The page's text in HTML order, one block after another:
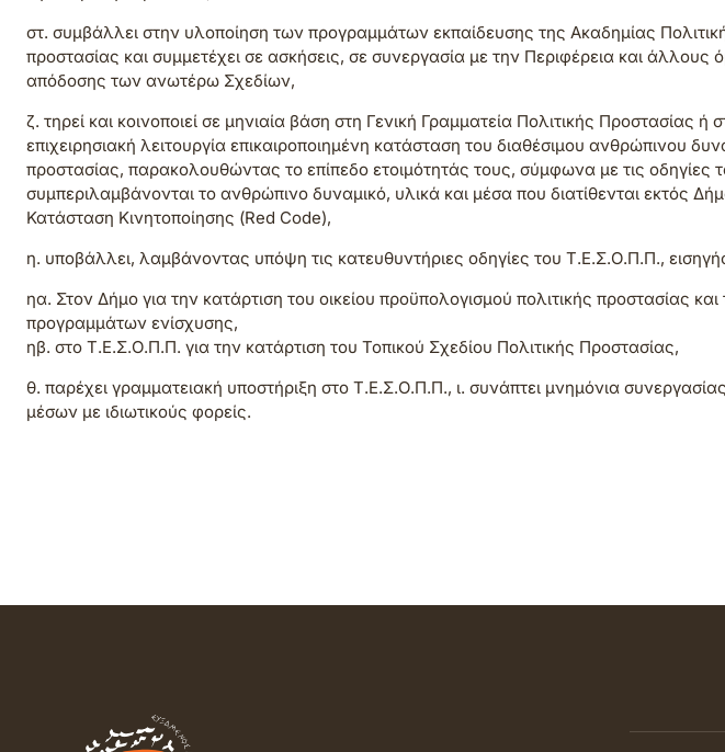
στ. συμβάλλει στην υλοποίηση των προγραμμάτων εκπαίδευσης της Ακαδημίας
προστασίας και συμμετέχει σε ασκήσεις, σε συνεργασία με την Περιφέρεια και
απόδοσης των ανωτέρω Σχεδίων,
ζ. τηρεί και κοινοποιεί σε μηνιαία βάση στη Γενική Γραμματεία Πολιτικής Προστασίας
επιχειρησιακή λειτουργία επικαιροποιημένη κατάσταση του διαθέσιμου ανθρώπινου
προστασίας, παρακολουθώντας το επίπεδο ετοιμότητάς τους, σύμφωνα με τις οδηγίες
συμπεριλαμβάνονται το ανθρώπινο δυναμικό, υλικά και μέσα που διατίθενται εκτός
Κατάσταση Κινητοποίησης (Red Code),
η. υποβάλλει, λαμβάνοντας υπόψη τις κατευθυντήριες οδηγίες του Τ.Ε.Σ.Ο.Π.Π.,
ηα. Στον Δήμο για την κατάρτιση του οικείου προϋπολογισμού πολιτικής προστασίας
προγραμμάτων ενίσχυσης,
ηβ. στο Τ.Ε.Σ.Ο.Π.Π. για την κατάρτιση του Τοπικού Σχεδίου Πολιτικής Προστασίας,
θ. παρέχει γραμματειακή υποστήριξη στο Τ.Ε.Σ.Ο.Π.Π., ι. συνάπτει μνημόνια
μέσων με ιδιωτικούς φορείς.